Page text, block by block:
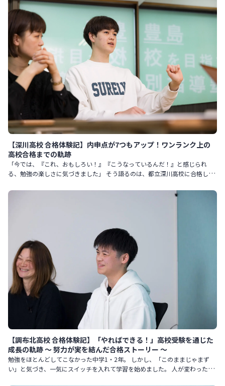
【深川高校 合格体験記】内申点が7つもアップ！ワンランク上の
高校合格までの軌跡
「今では、『これ、おもしろい！』『こうなっているんだ！』と感じられ
る、勉強の楽しさに気づきました」 そう語るのは、都立深川高校に合格した
【調布北高校 合格体験記】「やればできる！」高校受験を通じた
成長の軌跡 〜 努力が実を結んだ合格ストーリー 〜
勉強をほとんどしてこなかった中学1・2年。 しかし、「このままじゃまず
い」と気づき、一気にスイッチを入れて学習を始めました。 人が変わったよ